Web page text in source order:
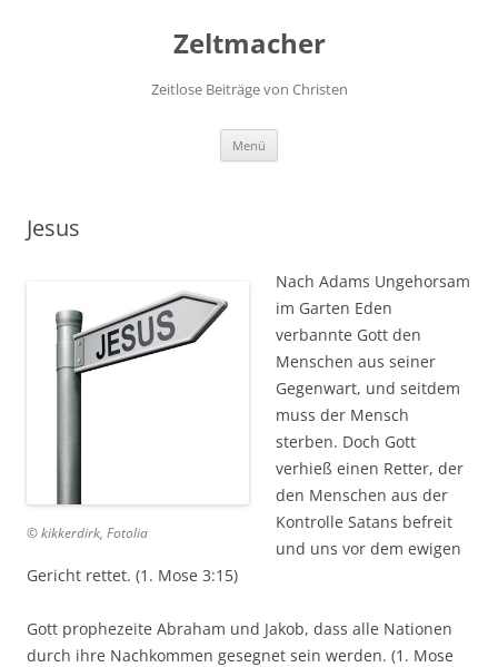
Zeltmacher
Zeitlose Beiträge von Christen
Menü
Jesus
© kikkerdirk, Fotolia
Nach Adams Ungehorsam
im Garten Eden
verbannte Gott den
Menschen aus seiner
Gegenwart, und seitdem
muss der Mensch
sterben. Doch Gott
verhieß einen Retter, der
den Menschen aus der
Kontrolle Satans befreit
und uns vor dem ewigen
Gericht rettet. (1. Mose 3:15)
Gott prophezeite Abraham und Jakob, dass alle Nationen
durch ihre Nachkommen gesegnet sein werden. (1. Mose